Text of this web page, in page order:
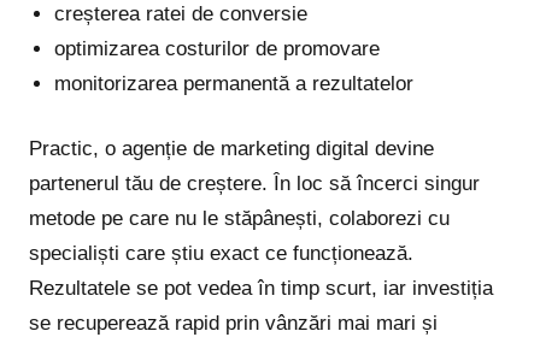
creșterea ratei de conversie
optimizarea costurilor de promovare
monitorizarea permanentă a rezultatelor
Practic, o agenție de marketing digital devine
partenerul tău de creștere. În loc să încerci singur
metode pe care nu le stăpânești, colaborezi cu
specialiști care știu exact ce funcționează.
Rezultatele se pot vedea în timp scurt, iar investiția
se recuperează rapid prin vânzări mai mari și